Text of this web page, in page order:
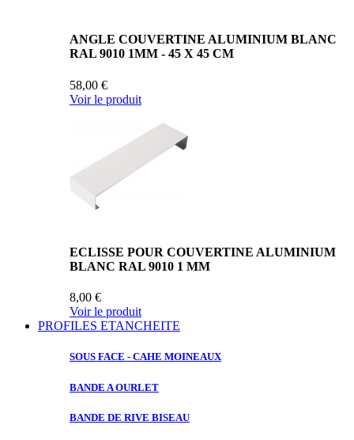
ANGLE COUVERTINE ALUMINIUM BLANC
RAL 9010 1MM - 45 X 45 CM
58,00 €
Voir le produit
ECLISSE POUR COUVERTINE ALUMINIUM
BLANC RAL 9010 1 MM
8,00 €
Voir le produit
PROFILES ETANCHEITE
SOUS FACE - CAHE MOINEAUX
BANDE AOURLET
BANDE DE RIVE BISEAU